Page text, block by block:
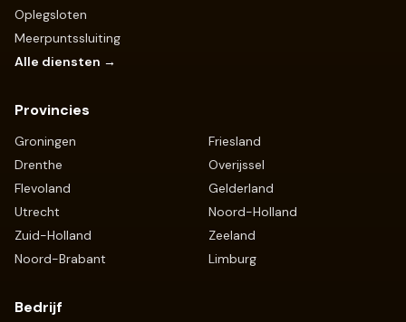
Oplegsloten
Meerpuntssluiting
Alle diensten →
Provincies
Groningen
Friesland
Drenthe
Overijssel
Flevoland
Gelderland
Utrecht
Noord-Holland
Zuid-Holland
Zeeland
Noord-Brabant
Limburg
Bedrijf